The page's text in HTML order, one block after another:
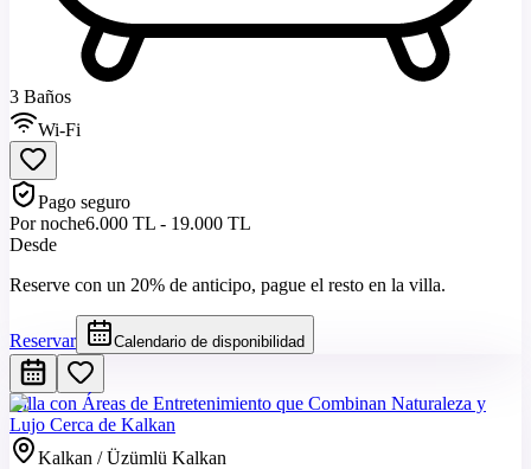
3 Baños
Wi-Fi
Pago seguro
Por noche6.000 TL - 19.000 TL
Desde
Reserve con un 20% de anticipo, pague el resto en la villa.
Reservar Calendario de disponibilidad
Villa con Áreas de Entretenimiento que Combinan Naturaleza y
Lujo Cerca de Kalkan
Kalkan / Üzümlü Kalkan